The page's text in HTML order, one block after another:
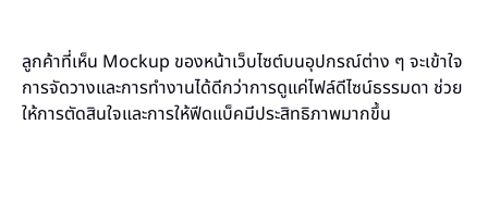
ลูกค้าที่เห็น Mockup ของหน้าเว็บไซต์บนอุปกรณ์ต่าง ๆ จะเข้าใจ
การจัดวางและการทำงานได้ดีกว่าการดูแค่ไฟล์ดีไซน์ธรรมดา ช่วย
ให้การตัดสินใจและการให้ฟีดแบ็คมีประสิทธิภาพมากขึ้น